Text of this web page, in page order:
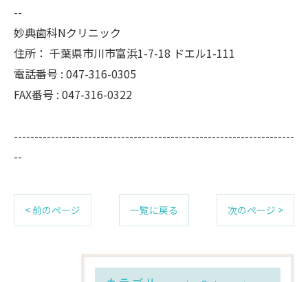
--
妙典歯科Nクリニック
住所： 千葉県市川市富浜1-7-18 ドエル1-111
電話番号 : 047-316-0305
FAX番号 : 047-316-0322
--------------------------------------------------------------------
--
< 前のページ 一覧に戻る 次のページ >